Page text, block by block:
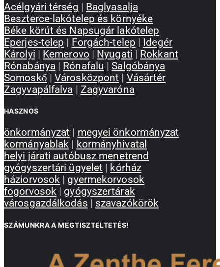
Acélgyári térség | Baglyasalja
Beszterce-lakótelep és környéke
Béke körút és Napsugár lakótelep
Eperjes-telep | Forgách-telep | Idegér
Károlyi | Kemerovo | Nyugati | Rokkant
Rónabánya | Rónafalu |Salgóbánya
Somoskő |Városközpont | Vásártér
Zagyvapálfalva | Zagyvaróna
HASZNOS
önkormányzat | megyei önkormányzat
kormányablak | kormányhivatal
helyi járati autóbusz menetrend
gyógyszertári ügyelet | kórház
háziorvosok | gyermekorvosok
fogorvosok | gyógyszertárak
városgazdálkodás | szavazókörök
SZÁMUNKRA A MEGTISZTELTETÉS!